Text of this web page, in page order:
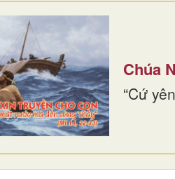
Chúa
“Cứ